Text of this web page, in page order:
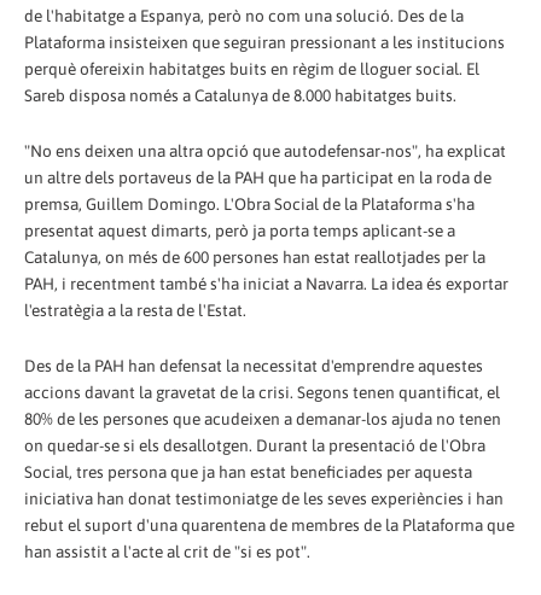
de l'habitatge a Espanya, però no com una solució. Des de la
Plataforma insisteixen que seguiran pressionant a les institucions
perquè ofereixin habitatges buits en règim de lloguer social. El
Sareb disposa només a Catalunya de 8.000 habitatges buits.
"No ens deixen una altra opció que autodefensar-nos", ha explicat
un altre dels portaveus de la PAH que ha participat en la roda de
premsa, Guillem Domingo. L'Obra Social de la Plataforma s'ha
presentat aquest dimarts, però ja porta temps aplicant-se a
Catalunya, on més de 600 persones han estat reallotjades per la
PAH, i recentment també s'ha iniciat a Navarra. La idea és exportar
l'estratègia a la resta de l'Estat.
Des de la PAH han defensat la necessitat d'emprendre aquestes
accions davant la gravetat de la crisi. Segons tenen quantificat, el
80% de les persones que acudeixen a demanar-los ajuda no tenen
on quedar-se si els desallotgen. Durant la presentació de l'Obra
Social, tres persona que ja han estat beneficiades per aquesta
iniciativa han donat testimoniatge de les seves experiències i han
rebut el suport d'una quarentena de membres de la Plataforma que
han assistit a l'acte al crit de "si es pot".